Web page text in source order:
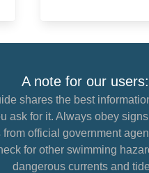
A note for our users:
shares the best
ask for it. Always obey
official government
for other swimming
dangerous currents and